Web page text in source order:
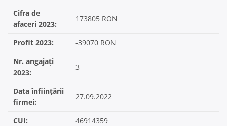
Cifra de
afaceri 2023:
173805 RON
Profit 2023:
-39070 RON
Nr. angajați
2023:
3
Data înființării
firmei:
27.09.2022
CUI:
46914359